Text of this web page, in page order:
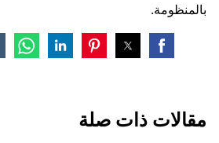
بالمنظومة.
‏مقالات ذات صلة